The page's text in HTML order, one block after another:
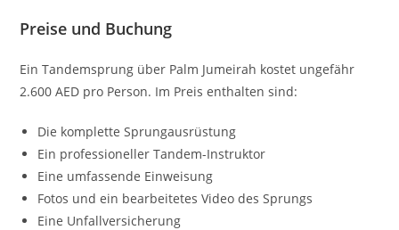
Preise und Buchung
Ein Tandemsprung über Palm Jumeirah kostet ungefähr
2.600 AED pro Person. Im Preis enthalten sind:
Die komplette Sprungausrüstung
Ein professioneller Tandem-Instruktor
Eine umfassende Einweisung
Fotos und ein bearbeitetes Video des Sprungs
Eine Unfallversicherung